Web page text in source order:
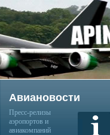
Авиановости
Пресс-релизы
аэропортов и
авиакомпаний